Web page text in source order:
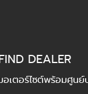
DEALER
เตอร์ไซต์พร้อมศูนย์